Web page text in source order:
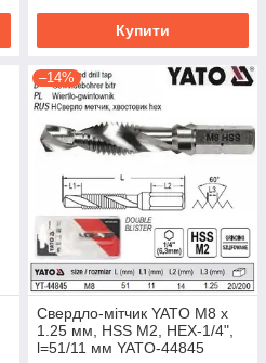
Купити
–14%
Свердло-мітчик YATO М8 х
1.25 мм, HSS М2, HEX-1/4",
l=51/11 мм YATO-44845